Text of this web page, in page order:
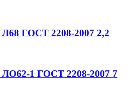
Л68 ГОСТ 2208-2007 2,2
ЛО62-1 ГОСТ 2208-2007 7